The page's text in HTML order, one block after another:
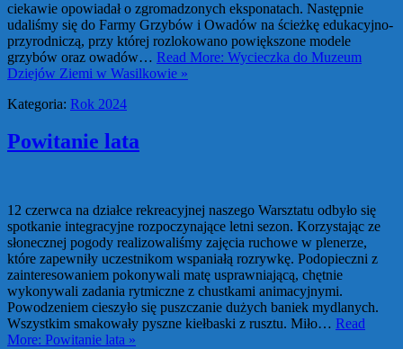
ciekawie opowiadał o zgromadzonych eksponatach. Następnie
udaliśmy się do Farmy Grzybów i Owadów na ścieżkę edukacyjno-
przyrodniczą, przy której rozlokowano powiększone modele
grzybów oraz owadów… Read More: Wycieczka do Muzeum
Dziejów Ziemi w Wasilkowie »
Kategoria: Rok 2024
Powitanie lata
12 czerwca na działce rekreacyjnej naszego Warsztatu odbyło się
spotkanie integracyjne rozpoczynające letni sezon. Korzystając ze
słonecznej pogody realizowaliśmy zajęcia ruchowe w plenerze,
które zapewniły uczestnikom wspaniałą rozrywkę. Podopieczni z
zainteresowaniem pokonywali matę usprawniającą, chętnie
wykonywali zadania rytmiczne z chustkami animacyjnymi.
Powodzeniem cieszyło się puszczanie dużych baniek mydlanych.
Wszystkim smakowały pyszne kiełbaski z rusztu. Miło… Read
More: Powitanie lata »